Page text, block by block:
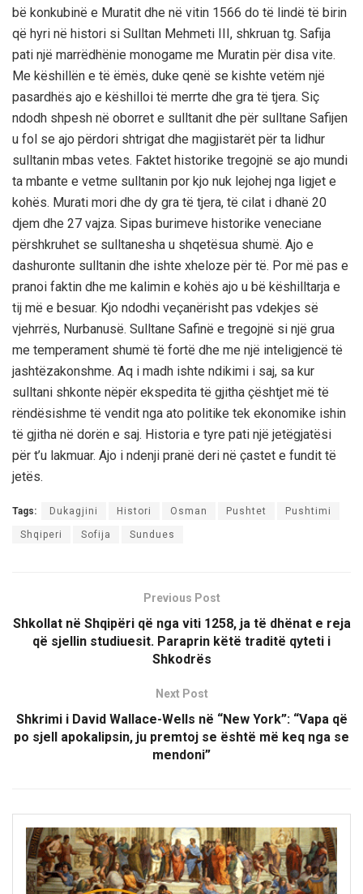
bë konkubinë e Muratit dhe në vitin 1566 do të lindë të birin
që hyri në histori si Sulltan Mehmeti III, shkruan tg. Safija
pati një marrëdhënie monogame me Muratin për disa vite.
Me këshillën e të ëmës, duke qenë se kishte vetëm një
pasardhës ajo e këshilloi të merrte dhe gra të tjera. Siç
ndodh shpesh në oborret e sulltanit dhe për sulltane Safijen
u fol se ajo përdori shtrigat dhe magjistarët për ta lidhur
sulltanin mbas vetes. Faktet historike tregojnë se ajo mundi
ta mbante e vetme sulltanin por kjo nuk lejohej nga ligjet e
kohës. Murati mori dhe dy gra të tjera, të cilat i dhanë 20
djem dhe 27 vajza. Sipas burimeve historike veneciane
përshkruhet se sulltanesha u shqetësua shumë. Ajo e
dashuronte sulltanin dhe ishte xheloze për të. Por më pas e
pranoi faktin dhe me kalimin e kohës ajo u bë këshilltarja e
tij më e besuar. Kjo ndodhi veçanërisht pas vdekjes së
vjehrrës, Nurbanusë. Sulltane Safinë e tregojnë si një grua
me temperament shumë të fortë dhe me një inteligjencë të
jashtëzakonshme. Aq i madh ishte ndikimi i saj, sa kur
sulltani shkonte nëpër ekspedita të gjitha çështjet më të
rëndësishme të vendit nga ato politike tek ekonomike ishin
të gjitha në dorën e saj. Historia e tyre pati një jetëgjatësi
për t’u lakmuar. Ajo i ndenji pranë deri në çastet e fundit të
jetës.
Tags: Dukagjini Histori Osman Pushtet Pushtimi
Shqiperi Sofija Sundues
Previous Post
Shkollat në Shqipëri që nga viti 1258, ja të dhënat e reja
që sjellin studiuesit. Paraprin këtë traditë qyteti i
Shkodrës
Next Post
Shkrimi i David Wallace-Wells në “New York”: “Vapa që
po sjell apokalipsin, ju premtoj se është më keq nga se
mendoni”